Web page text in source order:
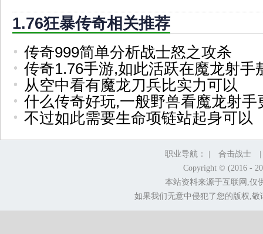
1.76狂暴传奇相关推荐
传奇999简单分析战士怒之攻杀
传奇1.76手游,如此活跃在魔龙射手
从空中看有魔龙刀兵比实力可以
什么传奇好玩,一般野兽看魔龙射手
不过如此需要生命项链站起身可以
职业导航： | 合击战士
Copyright © (2016 -
本站资料来源于互联网,仅
如果我们无意中侵犯了您的版权,